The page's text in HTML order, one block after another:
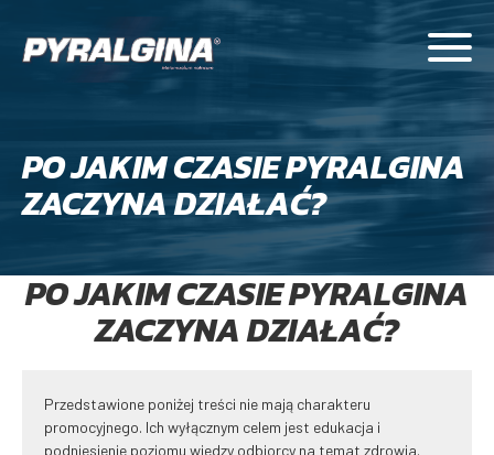
PO JAKIM CZASIE PYRALGINA
ZACZYNA DZIAŁAĆ?
PO JAKIM CZASIE PYRALGINA
ZACZYNA DZIAŁAĆ?
Przedstawione poniżej treści nie mają charakteru
promocyjnego. Ich wyłącznym celem jest edukacja i
podniesienie poziomu wiedzy odbiorcy na temat zdrowia.